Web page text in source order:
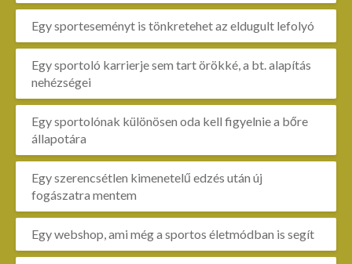
Egy sporteseményt is tönkretehet az eldugult lefolyó
Egy sportoló karrierje sem tart örökké, a bt. alapítás
nehézségei
Egy sportolónak különösen oda kell figyelnie a bőre
állapotára
Egy szerencsétlen kimenetelű edzés után új
fogászatra mentem
Egy webshop, ami még a sportos életmódban is segít